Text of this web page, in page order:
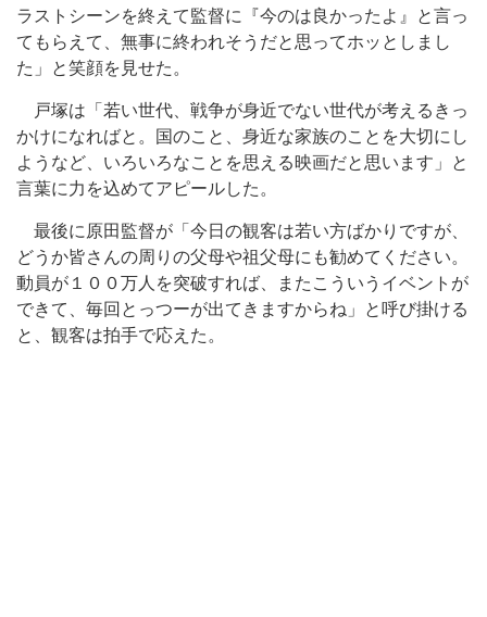
ラストシーンを終えて監督に『今のは良かったよ』と言っ
てもらえて、無事に終われそうだと思ってホッとしまし
た」と笑顔を見せた。
戸塚は「若い世代、戦争が身近でない世代が考えるきっ
かけになればと。国のこと、身近な家族のことを大切にし
ようなど、いろいろなことを思える映画だと思います」と
言葉に力を込めてアピールした。
最後に原田監督が「今日の観客は若い方ばかりですが、
どうか皆さんの周りの父母や祖父母にも勧めてください。
動員が１００万人を突破すれば、またこういうイベントが
できて、毎回とっつーが出てきますからね」と呼び掛ける
と、観客は拍手で応えた。